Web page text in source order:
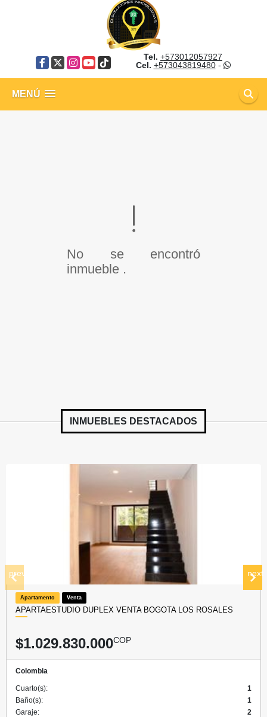
Facebook
X Instagram
YouTube
TikTok
Tel. +573012057927
Cel. +573043819480-
MENÚ
No se encontró
inmueble .
INMUEBLES DESTACADOS
Apartamento Venta
APARTAESTUDIO DUPLEX VENTA BOGOTA LOS ROSALES
$1.029.830.000COP
Colombia
Cuarto(s):
1
Baño(s):
1
Garaje:
2
prev next